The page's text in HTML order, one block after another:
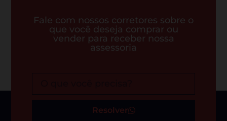
Fale com nossos corretores sobre o
que você deseja comprar ou
vender para receber nossa
assessoria
Resolver